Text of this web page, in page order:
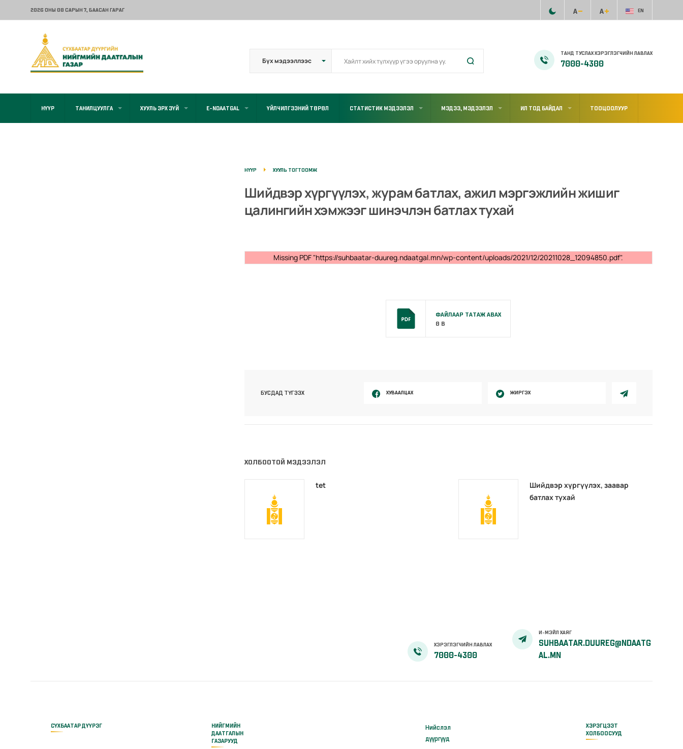
2026 ОНЫ 08 САРЫН 7, БААСАН ГАРАГ EN
ТАНД ТУСЛАХ ХЭРЭГЛЭГЧИЙН ЛАВЛАХ
7000-4300
НҮҮР ТАНИЛЦУУЛГА ХУУЛЬ ЭРХ ЗҮЙ E-NDAATGAL ҮЙЛЧИЛГЭЭНИЙ ТӨРӨЛ СТАТИСТИК МЭДЭЭЛЭЛ МЭДЭЭ, МЭДЭЭЛЭЛ ИЛ ТОД БАЙДАЛ ТООЦООЛУУР
НҮҮР ХУУЛЬ ТОГТООМЖ
Шийдвэр хүргүүлэх, журам батлах, ажил мэргэжлийн жишиг
цалингийн хэмжээг шинэчлэн батлах тухай
Missing PDF "https://suhbaatar-duureg.ndaatgal.mn/wp-content/uploads/2021/12/20211028_12094850.pdf".
ФАЙЛААР ТАТАЖ АВАХ
0 B
БУСДАД ТҮГЭЭХ ХУВААЛЦАХ ЖИРГЭХ
ХОЛБООТОЙ МЭДЭЭЛЭЛ
tet
Шийдвэр хүргүүлэх, заавар
батлах тухай
ХЭРЭГЛЭГЧИЙН ЛАВЛАХ
7000-4300
И-МЭЙЛ ХАЯГ
SUHBAATAR.DUUREG@NDAATG
AL.MN
СҮХБААТАР ДҮҮРЭГ
НИЙГМИЙН
ДААТГАЛЫН
ГАЗАРУУД
Нийслэл
дүүргүүд
ХЭРЭГЦЭЭТ
ХОЛБООСУУД